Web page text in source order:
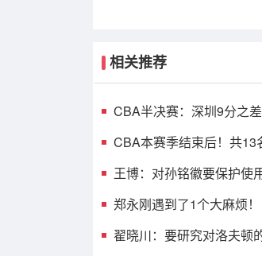
相关推荐
CBA半决赛：深圳9分之
CBA本赛季结束后！共13
王博：对孙铭徽要保护使
郑永刚遇到了1个大麻烦！
翟晓川：要研究对洛夫顿